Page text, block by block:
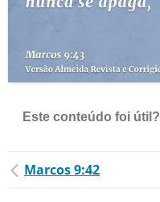
Este conteúdo foi útil?
Marcos 9:42